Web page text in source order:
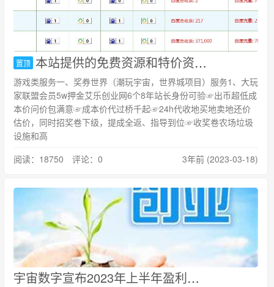
置顶 本站提供的免费资源和特价资源服务
游戏类服务一、奖券世界（潮玩宇宙，世界城项目）服务1、大玩
家联盟会员5w押金艾乐创业网6个8年站长身份可验☞出币超低成
本价问价包满意☞成本价代过桥千起☞24h代收地买地卖地还价
估价，同时招奖卷下级，提成全返、指导到位☞收奖卷农场垃圾
设施和高
阅读：18750 评论：0
3年前 (2023-03-18)
宇宙数字宣布2023年上半年盈利翻倍，数字货币挖矿业务持续增长